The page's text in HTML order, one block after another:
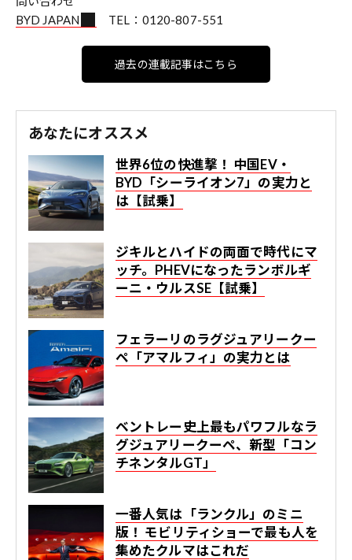
BYD JAPAN
TEL：0120-807-551
過去の連載記事はこちら
あなたにオススメ
世界6位の快進撃！ 中国EV・
BYD「シーライオン7」の実力と
は【試乗】
ジキルとハイドの両面で時代にマ
ッチ。PHEVになったランボルギ
ーニ・ウルスSE【試乗】
フェラーリのラグジュアリークー
ペ「アマルフィ」の実力とは
ベントレー史上最もパワフルなラ
グジュアリークーペ、新型「コン
チネンタルGT」
一番人気は「ランクル」のミニ
版！ モビリティショーで最も人を
集めたクルマはこれだ